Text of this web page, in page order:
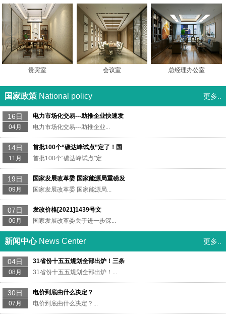
贵宾室 会议室 总经理办公室
国家政策National policy 更多..
16日
04月
电力市场化交易---助推企业快速发
电力市场化交易---助推企业...
14日
11月
首批100个“碳达峰试点”定了！国
首批100个“碳达峰试点”定...
19日
09月
国家发展改革委 国家能源局重磅发
国家发展改革委 国家能源局...
07日
06月
发改价格[2021]1439号文
国家发展改革委关于进一步深...
新闻中心News Center 更多..
04日
08月
31省份十五五规划全部出炉！三条
31省份十五五规划全部出炉！...
30日
07月
电价到底由什么决定？
电价到底由什么决定？...